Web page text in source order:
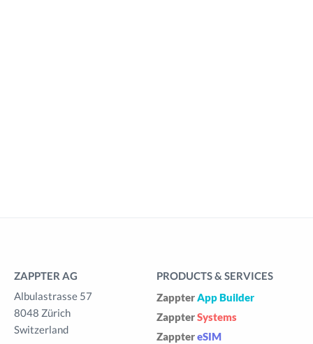
ZAPPTER AG
Albulastrasse 57
8048 Zürich
Switzerland
PRODUCTS & SERVICES
ZappterApp Builder
ZappterSystems
ZapptereSIM